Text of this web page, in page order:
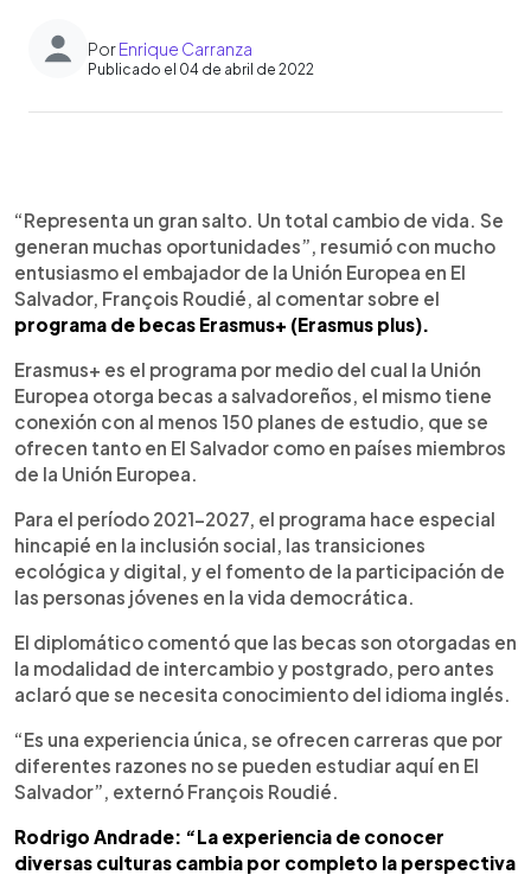
PorEnrique Carranza
Publicado el 04 de abril de 2022
Escuchar artículo
“Representa un gran salto. Un total cambio de vida. Se
generan muchas oportunidades”, resumió con mucho
entusiasmo el embajador de la Unión Europea en El
Salvador, François Roudié, al comentar sobre el
programa de becas Erasmus+ (Erasmus plus).
Erasmus+ es el programa por medio del cual la Unión
Europea otorga becas a salvadoreños, el mismo tiene
conexión con al menos 150 planes de estudio, que se
ofrecen tanto en El Salvador como en países miembros
de la Unión Europea.
Para el período 2021-2027, el programa hace especial
hincapié en la inclusión social, las transiciones
ecológica y digital, y el fomento de la participación de
las personas jóvenes en la vida democrática.
El diplomático comentó que las becas son otorgadas en
la modalidad de intercambio y postgrado, pero antes
aclaró que se necesita conocimiento del idioma inglés.
“Es una experiencia única, se ofrecen carreras que por
diferentes razones no se pueden estudiar aquí en El
Salvador”, externó François Roudié.
Rodrigo Andrade: “La experiencia de conocer
diversas culturas cambia por completo la perspectiva